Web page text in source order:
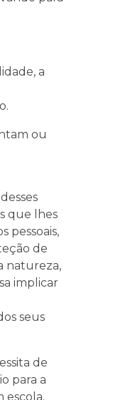
a
ou
que lhes
pessoais,
de
natureza,
implicar
seus
de
para a
escola.